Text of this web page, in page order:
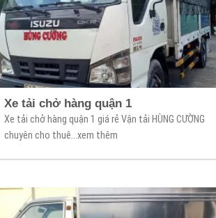
Xe tải chở hàng quận 1
Xe tải chở hàng quận 1 giá rẻ Vận tải HÙNG CƯỜNG
chuyên cho thuê...xem thêm